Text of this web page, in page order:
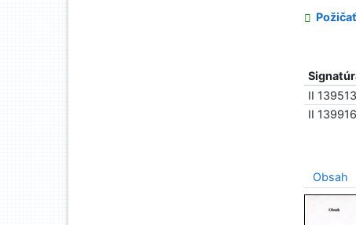
Požičať
II 139513
II 139916
Obsah